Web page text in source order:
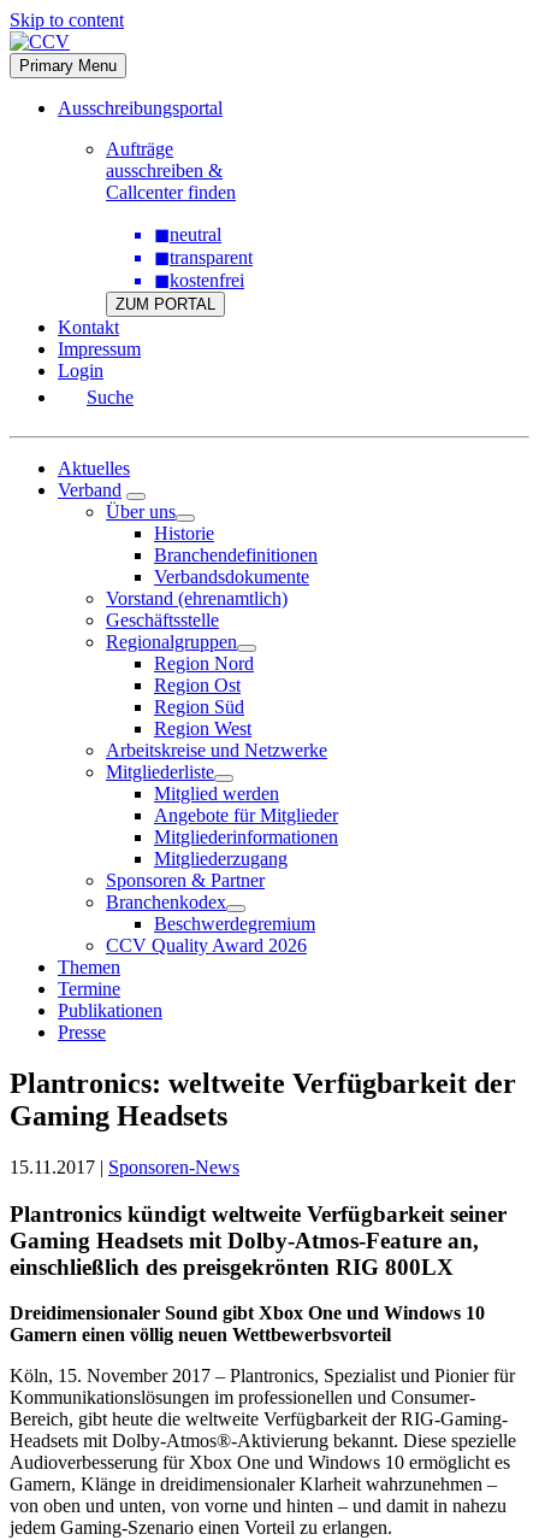
Skip to content
Primary Menu
Ausschreibungsportal
Aufträge
ausschreiben &
Callcenter finden
◼neutral
◼transparent
◼kostenfrei
ZUM PORTAL
Kontakt
Impressum
Login
Suche
Aktuelles
Verband
Über uns
Historie
Branchendefinitionen
Verbandsdokumente
Vorstand (ehrenamtlich)
Geschäftsstelle
Regionalgruppen
Region Nord
Region Ost
Region Süd
Region West
Arbeitskreise und Netzwerke
Mitgliederliste
Mitglied werden
Angebote für Mitglieder
Mitgliederinformationen
Mitgliederzugang
Sponsoren & Partner
Branchenkodex
Beschwerdegremium
CCV Quality Award 2026
Themen
Termine
Publikationen
Presse
Plantronics: weltweite Verfügbarkeit der
Gaming Headsets
15.11.2017 | Sponsoren-News
Plantronics kündigt weltweite Verfügbarkeit seiner
Gaming Headsets mit Dolby-Atmos-Feature an,
einschließlich des preisgekrönten RIG 800LX
Dreidimensionaler Sound gibt Xbox One und Windows 10
Gamern einen völlig neuen Wettbewerbsvorteil
Köln, 15. November 2017 – Plantronics, Spezialist und Pionier für
Kommunikationslösungen im professionellen und Consumer-
Bereich, gibt heute die weltweite Verfügbarkeit der RIG-Gaming-
Headsets mit Dolby-Atmos®-Aktivierung bekannt. Diese spezielle
Audioverbesserung für Xbox One und Windows 10 ermöglicht es
Gamern, Klänge in dreidimensionaler Klarheit wahrzunehmen –
von oben und unten, von vorne und hinten – und damit in nahezu
jedem Gaming-Szenario einen Vorteil zu erlangen.